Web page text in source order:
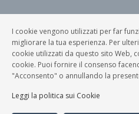
© FESTA DELLA MUSICA
Privacy Policy |
P. Iva e C.F.:
Sviluppato da
I cookie vengono utilizzati per far
migliorare la tua esperienza. Per
cookie utilizzati da questo sito Web,
cookie. Puoi fornire il consenso
"Acconsento" o annullando la
Leggi la politica sui Cookie